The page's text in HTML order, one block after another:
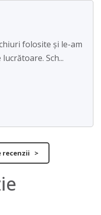
folosite și le-am
Sch...
recenzii >